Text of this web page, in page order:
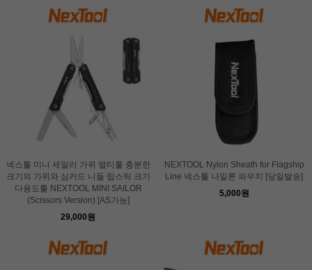
넥스툴 미니 세일러 가위 멀티툴 충분한
크기의 가위와 심카드 니들 립스틱 크기
다용도툴 NEXTOOL MINI SAILOR
(Scissors Version) [AS가능]
29,000원
NEXTOOL Nylon Sheath for Flagship
Line 넥스툴 나일론 파우치 [당일발송]
5,000원